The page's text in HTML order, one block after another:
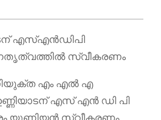
എസ്എൻഡിപി
സ്വീകരണം
നിയുക്ത എം എൽ എ
എസ് എൻ ഡി പി